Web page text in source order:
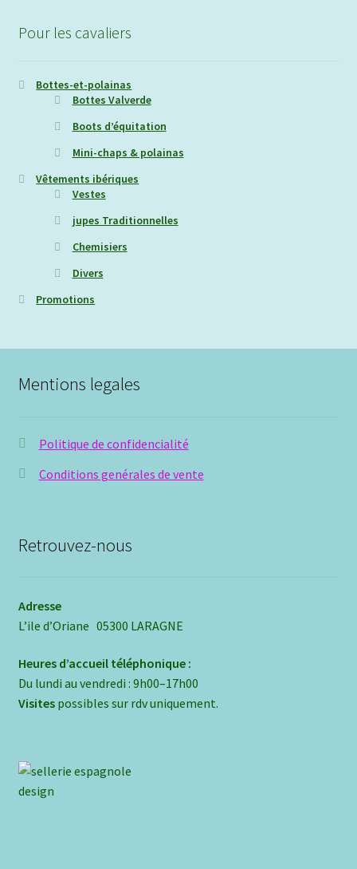
Pour les cavaliers
Bottes-et-polainas
Bottes Valverde
Boots d’équitation
Mini-chaps & polainas
Vêtements ibériques
Vestes
jupes Traditionnelles
Chemisiers
Divers
Promotions
Mentions legales
Politique de confidencialité
Conditions genérales de vente
Retrouvez-nous
Adresse
L’ile d’Oriane 05300 LARAGNE
Heures d’accueil téléphonique :
Du lundi au vendredi : 9h00–17h00
Visitespossibles sur rdv uniquement.